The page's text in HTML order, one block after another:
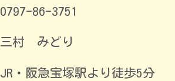
0797-86-3751
三村 みどり
JR・阪急宝塚駅より徒歩5分